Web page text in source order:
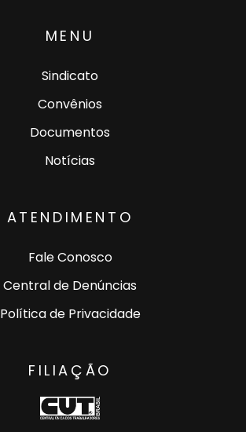
MENU
Sindicato
Convênios
Documentos
Notícias
ATENDIMENTO
Fale Conosco
Central de Denúncias
Política de Privacidade
FILIAÇÃO